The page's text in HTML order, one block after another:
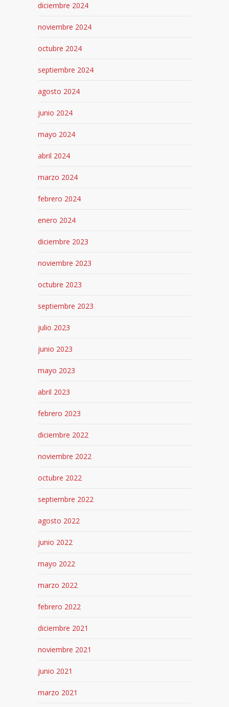
diciembre 2024
noviembre 2024
octubre 2024
septiembre 2024
agosto 2024
junio 2024
mayo 2024
abril 2024
marzo 2024
febrero 2024
enero 2024
diciembre 2023
noviembre 2023
octubre 2023
septiembre 2023
julio 2023
junio 2023
mayo 2023
abril 2023
febrero 2023
diciembre 2022
noviembre 2022
octubre 2022
septiembre 2022
agosto 2022
junio 2022
mayo 2022
marzo 2022
febrero 2022
diciembre 2021
noviembre 2021
junio 2021
marzo 2021